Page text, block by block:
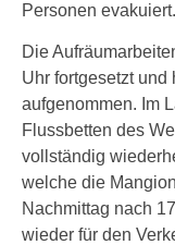
Personen evakuiert.
Die
Uhr fortgesetzt und
aufgenommen. Im
Flussbetten des
vollständig
welche die
Nachmittag nach
wieder für den